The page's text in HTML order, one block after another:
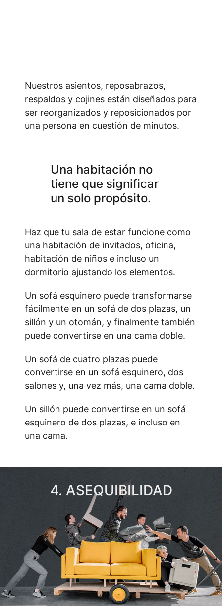
Nuestros asientos, reposabrazos,
respaldos y cojines están diseñados para
ser reorganizados y reposicionados por
una persona en cuestión de minutos.
Una habitación no
tiene que significar
un solo propósito.
Haz que tu sala de estar funcione como
una habitación de invitados, oficina,
habitación de niños e incluso un
dormitorio ajustando los elementos.
Un sofá esquinero puede transformarse
fácilmente en un sofá de dos plazas, un
sillón y un otomán, y finalmente también
puede convertirse en una cama doble.
Un sofá de cuatro plazas puede
convertirse en un sofá esquinero, dos
salones y, una vez más, una cama doble.
Un sillón puede convertirse en un sofá
esquinero de dos plazas, e incluso en
una cama.
4. ASEQUIBILIDAD